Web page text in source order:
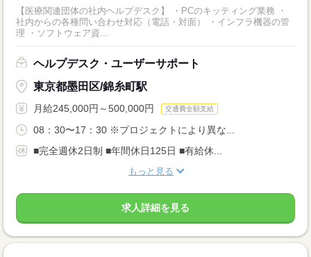
【医療関連団体の社内ヘルプデスク】 ・PCのキッティング業務 ・
社内からの各種問い合わせ対応（電話・対面） ・インフラ機器の管
理 ・ソフトウェア資...
ヘルプデスク・ユーザーサポート
東京都墨田区/錦糸町駅
月給245,000円～500,000円 交通費全額支給
08：30〜17：30 ※プロジェクトにより異な...
■完全週休2日制 ■年間休日125日 ■有給休...
もっと見る
求人詳細を見る